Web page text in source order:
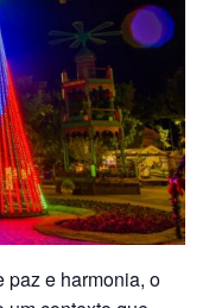
paz e harmonia, o